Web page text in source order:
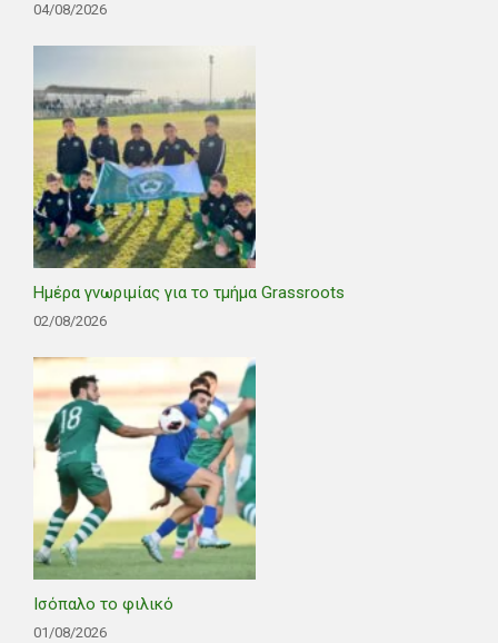
04/08/2026
Ημέρα γνωριμίας για το τμήμα Grassroots
02/08/2026
Ισόπαλο το φιλικό
01/08/2026